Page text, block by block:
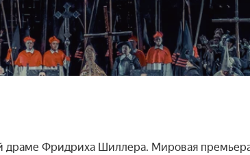
Фридриха Шиллера. Мировая